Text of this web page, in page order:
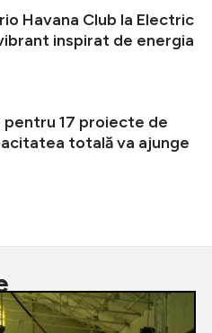
Havana Club la Electric
inspirat de energia
17 proiecte de
totală va ajunge